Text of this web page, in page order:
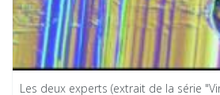
Les deux experts (extrait de la série